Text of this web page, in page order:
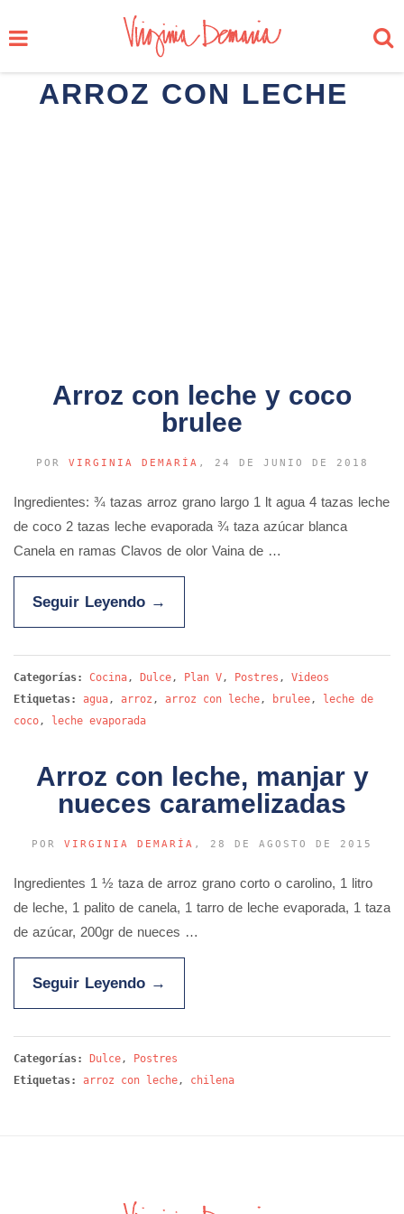
ARROZ CON LECHE
Arroz con leche y coco
brulee
POR VIRGINIA DEMARÍA , 24 DE JUNIO DE 2018
Ingredientes: ¾ tazas arroz grano largo 1 lt agua 4 tazas leche
de coco 2 tazas leche evaporada ¾ taza azúcar blanca
Canela en ramas Clavos de olor Vaina de …
Seguir Leyendo →
Categorías: Cocina , Dulce , Plan V , Postres , Videos
Etiquetas:
agua , arroz , arroz con leche , brulee , leche de
coco , leche evaporada
Arroz con leche, manjar y
nueces caramelizadas
POR VIRGINIA DEMARÍA , 28 DE AGOSTO DE 2015
Ingredientes 1 ½ taza de arroz grano corto o carolino, 1 litro
de leche, 1 palito de canela, 1 tarro de leche evaporada, 1 taza
de azúcar, 200gr de nueces …
Seguir Leyendo →
Categorías: Dulce , Postres
Etiquetas:
arroz con leche , chilena